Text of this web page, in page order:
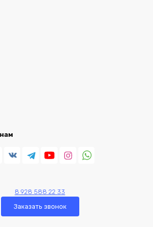
8 928 588 22 33
Заказать звонок